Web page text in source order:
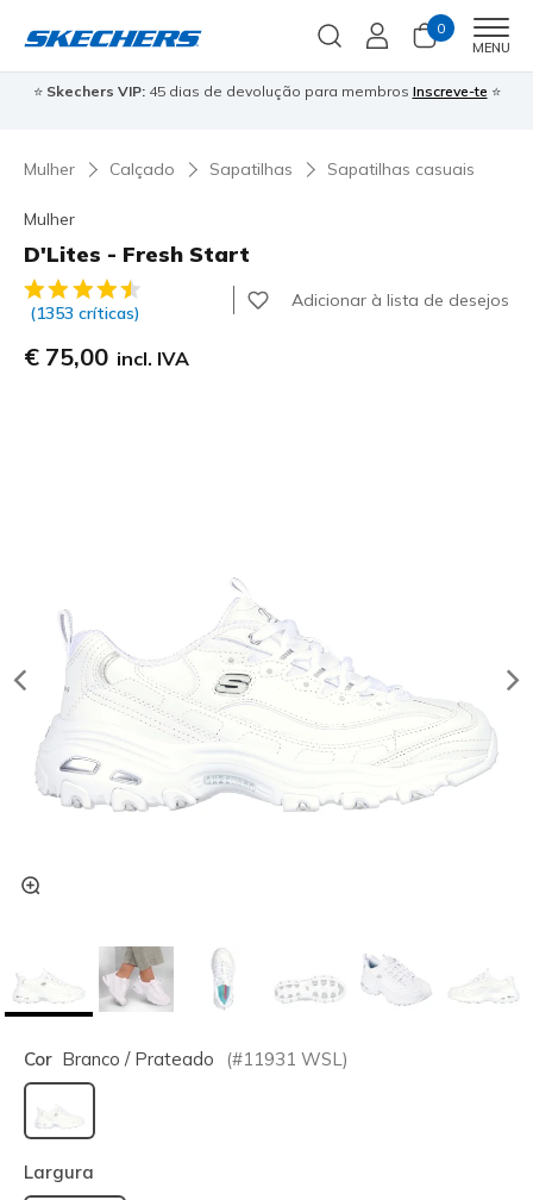
0
MENU
⭐ Skechers VIP:45 dias de devolução para membros Inscreve-te ⭐
Mulher Calçado Sapatilhas Sapatilhas casuais
Mulher
D'Lites - Fresh Start
5 de 5 – Classificação do cliente
(1353 críticas)
Adicionar à lista de desejos
€ 75,00 incl. IVA
Cor Branco / Prateado (#11931 WSL )
selecionado
Largura